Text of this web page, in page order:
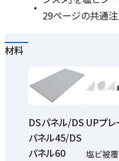
29ページの共通注
材料
DSパネル/DS
パネル45/DS
パネル60
UPプレ
塩ビ被